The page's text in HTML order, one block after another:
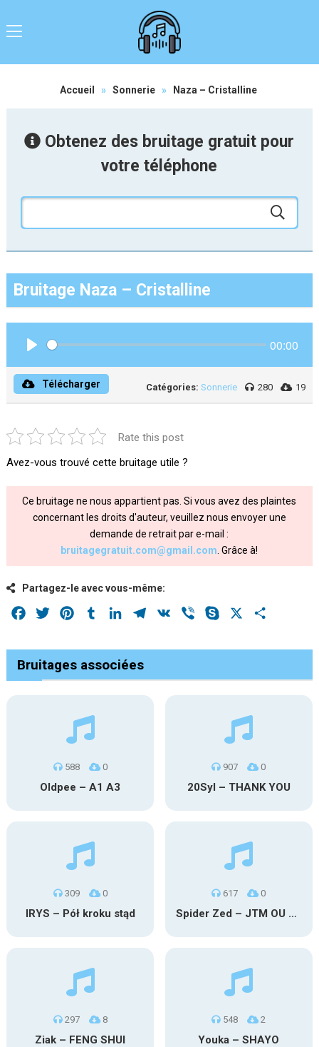
Accueil » Sonnerie » Naza – Cristalline
Obtenez des bruitage gratuit pour
votre téléphone
Bruitage Naza – Cristalline
00:00
Télécharger Catégories: Sonnerie 280 19
Rate this post
Avez-vous trouvé cette bruitage utile ?
Ce bruitage ne nous appartient pas. Si vous avez des plaintes
concernant les droits d'auteur, veuillez nous envoyer une
demande de retrait par e-mail :
bruitagegratuit.com@gmail.com . Grâce à!
Partagez-le avec vous-même:
Facebook
Twitter PinterestTumblrLinkedInTelegram
VK Viber Skype
Bruitages associées
588 0
Oldpee – A1 A3
907 0
20Syl – THANK YOU
309 0
IRYS – Pół kroku stąd
617 0
Spider Zed – JTM OU TG
297 8
Ziak – FENG SHUI
548 2
Youka – SHAYO